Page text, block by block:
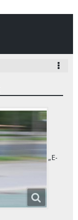
„E-